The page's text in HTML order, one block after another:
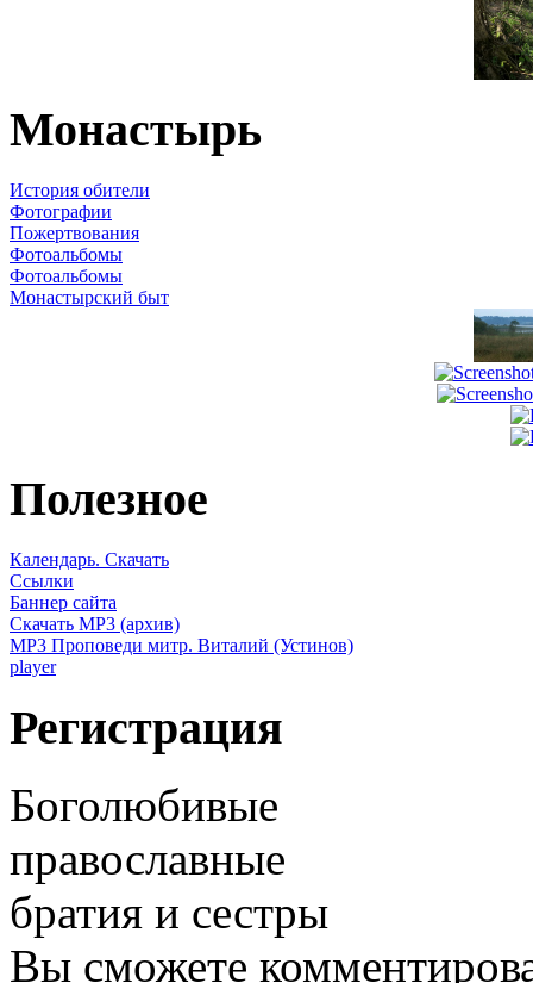
Монастырь
История обители
Фотографии
Пожертвования
Фотоальбомы
Фотоальбомы
Монастырский быт
Полезное
Календарь. Скачать
Ссылки
Баннер сайта
Скачать MP3 (архив)
MP3 Проповеди митр. Виталий (Устинов)
player
Регистрация
Боголюбивые
православные
братия и сестры
Вы сможете